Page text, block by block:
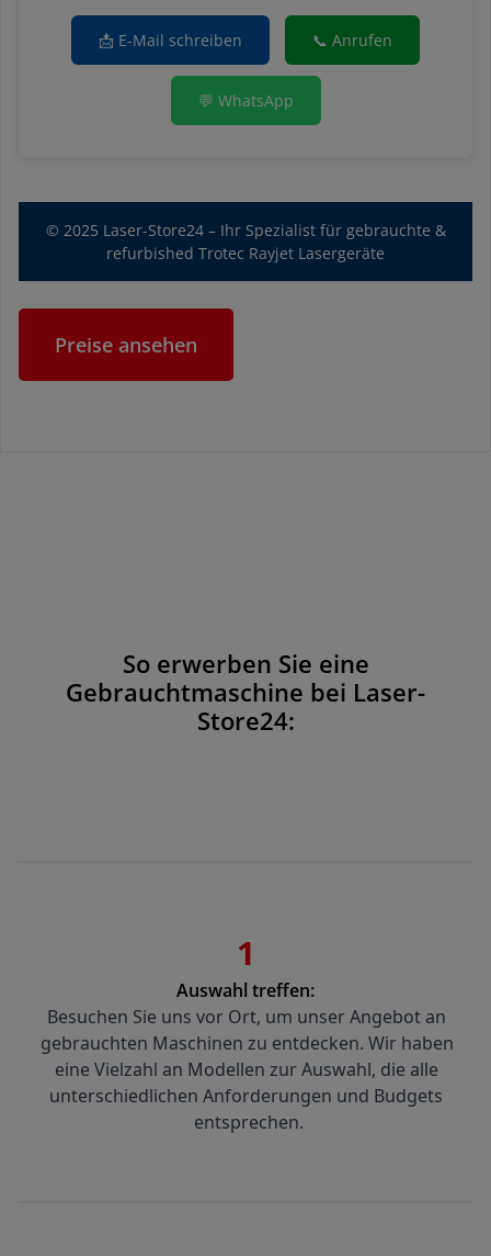
📩 E-Mail schreiben 📞 Anrufen
💬 WhatsApp
© 2025 Laser-Store24 – Ihr Spezialist für gebrauchte &
refurbished Trotec Rayjet Lasergeräte
Preise ansehen
So erwerben Sie eine
Gebrauchtmaschine bei Laser-
Store24:
1
Auswahl treffen:
Besuchen Sie uns vor Ort, um unser Angebot an
gebrauchten Maschinen zu entdecken. Wir haben
eine Vielzahl an Modellen zur Auswahl, die alle
unterschiedlichen Anforderungen und Budgets
entsprechen.